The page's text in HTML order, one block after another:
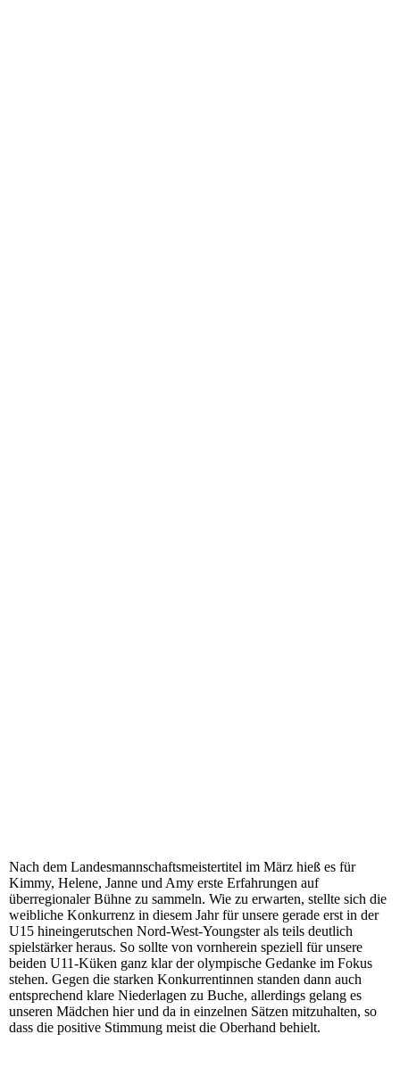
Nach dem Landesmannschaftsmeistertitel im März hieß es für
Kimmy, Helene, Janne und Amy erste Erfahrungen auf
überregionaler Bühne zu sammeln. Wie zu erwarten, stellte sich die
weibliche Konkurrenz in diesem Jahr für unsere gerade erst in der
U15 hineingerutschen Nord-West-Youngster als teils deutlich
spielstärker heraus. So sollte von vornherein speziell für unsere
beiden U11-Küken ganz klar der olympische Gedanke im Fokus
stehen. Gegen die starken Konkurrentinnen standen dann auch
entsprechend klare Niederlagen zu Buche, allerdings gelang es
unseren Mädchen hier und da in einzelnen Sätzen mitzuhalten, so
dass die positive Stimmung meist die Oberhand behielt.